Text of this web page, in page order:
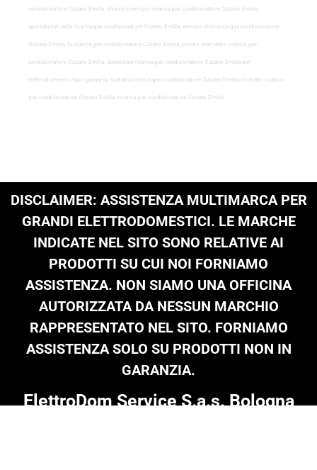
condizionatore-Ozzano Emilia, chiama il servizio ricarica gas condizionatore Ozzano Emilia,
specializzati nella ricarica gas condizionatore Ozzano Emilia, servizio di ricarica gas condizionatore
Ozzano Emilia, la ricarica gas condizionatore Ozzano Emilia, pronto intervento ricarica gas
condizionatore Ozzano Emilia, assistenza ricarica gas condizionatore Ozzano Emilia per
elettrodomestici fuori garanzia, contatta ricarica gas condizionatore Ozzano Emilia, contatto ricarica
gas condizionatore Ozzano Emilia, ricarica gas condizionatore Ozzano Emilia
DISCLAIMER: ASSISTENZA MULTIMARCA PER
GRANDI ELETTRODOMESTICI. LE MARCHE
INDICATE NEL SITO SONO RELATIVE AI
PRODOTTI SU CUI NOI FORNIAMO
ASSISTENZA. NON SIAMO UNA OFFICINA
AUTORIZZATA DA NESSUN MARCHIO
RAPPRESENTATO NEL SITO. FORNIAMO
ASSISTENZA SOLO SU PRODOTTI NON IN
GARANZIA.
ElettroDom Service S.a.s. Bologna